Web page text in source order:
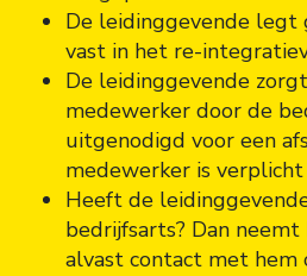
De leidinggevende legt
vast in het re-
De leidinggevende
medewerker door de
uitgenodigd voor een
medewerker is
Heeft de
bedrijfsarts? Dan
alvast contact met hem